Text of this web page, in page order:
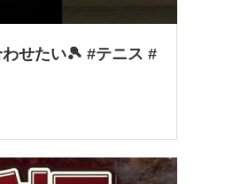
せたい🎾 #テニス #